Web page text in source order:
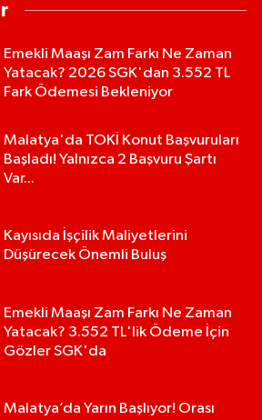
Emekli Maaşı Zam Farkı Ne Zaman
Yatacak? 2026 SGK'dan 3.552 TL
Fark Ödemesi Bekleniyor
Malatya'da TOKİ Konut Başvuruları
Başladı! Yalnızca 2 Başvuru Şartı
Var...
Kayısıda İşçilik Maliyetlerini
Düşürecek Önemli Buluş
Emekli Maaşı Zam Farkı Ne Zaman
Yatacak? 3.552 TL'lik Ödeme İçin
Gözler SGK'da
Malatya’da Yarın Başlıyor! Orası